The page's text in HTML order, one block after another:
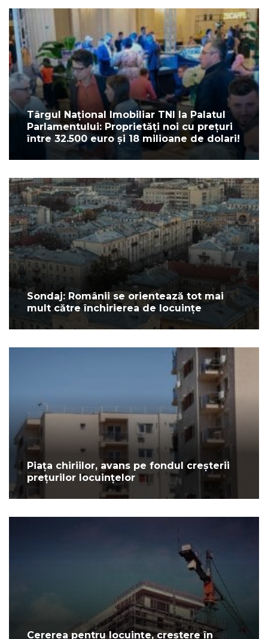
Târgul Național Imobiliar TNI la Palatul
Parlamentului: Proprietăți noi cu prețuri
între 32.500 euro și 18 milioane de dolari!
Sondaj: Românii se orientează tot mai
mult către închirierea de locuințe
Piața chiriilor, avans pe fondul creșterii
prețurilor locuințelor
Cererea pentru locuințe, creștere în